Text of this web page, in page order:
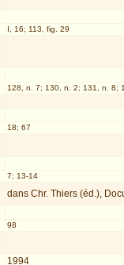
I, 16; 113, fig. 29
128, n. 7; 130, n. 2; 131, n. 8;
18; 67
7; 13-14
dans Chr. Thiers (éd.),
98
1994